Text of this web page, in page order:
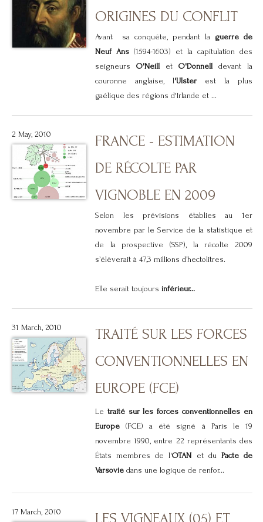
ORIGINES DU CONFLIT
Avant sa conquête, pendant la guerre de
Neuf Ans(1594-1603) et la capitulation des
seigneurs O'Neillet O'Donnelldevant la
couronne anglaise, l'Ulsterest la plus
gaélique des régions d'Irlande et ...
2 May, 2010
FRANCE - ESTIMATION
DE RÉCOLTE PAR
VIGNOBLE EN 2009
Selon les prévisions établies au 1er
novembre par le Service de la statistique et
de la prospective (SSP), la récolte 2009
s’élèverait à 47,3 millions d’hectolitres.
Elle serait toujours inférieur...
31 March, 2010
TRAITÉ SUR LES FORCES
CONVENTIONNELLES EN
EUROPE (FCE)
Le traité sur les forces conventionnelles en
Europe(FCE) a été signé à Paris le 19
novembre 1990, entre 22 représentants des
États membres de l'OTAN et du Pacte de
Varsoviedans une logique de renfor...
17 March, 2010 LES VIGNEAUX (05) ET